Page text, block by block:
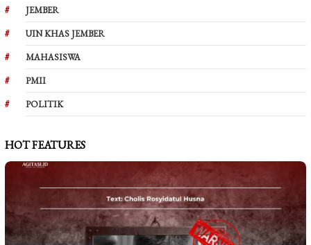
JEMBER
UIN KHAS JEMBER
MAHASISWA
PMII
POLITIK
HOT FEATURES